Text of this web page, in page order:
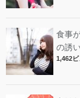
食事
の誘
1,462